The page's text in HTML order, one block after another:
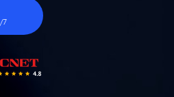
7